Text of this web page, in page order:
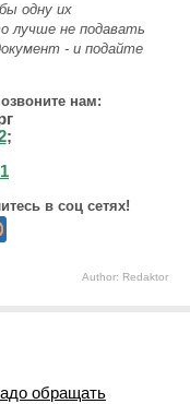
одну их
лучше не подавать
- и подайте
нам:
;
в соц сетях!
Author: Redaktor
обращать